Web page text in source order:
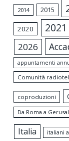
2014 2015
2020 2021
2026
appuntamenti
Comunità
coproduzioni
Da Roma a
Italia italiani